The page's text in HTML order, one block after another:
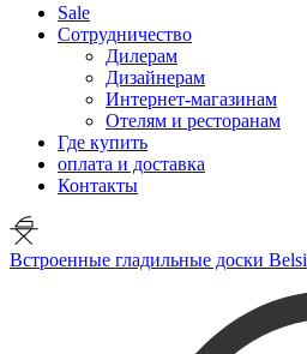
Sale
Сотрудничество
Дилерам
Дизайнерам
Интернет-магазинам
Отелям и ресторанам
Где купить
оплата и доставка
Контакты
Встроенные гладильные доски Belsi